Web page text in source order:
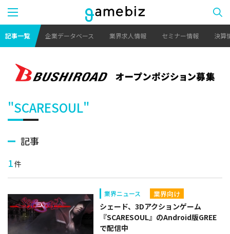
記事一覧 企業データベース 業界求人情報 セミナー情報 決算
"SCARESOUL"
記事
1件
業界ニュース 業界向け
シェード、3Dアクションゲーム
『SCARESOUL』のAndroid版GREE
で配信中